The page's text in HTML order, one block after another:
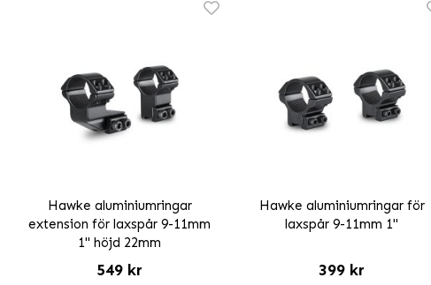
Hawke aluminiumringar
extension för laxspår 9-11mm
1" höjd 22mm
549 kr
Hawke aluminiumringar för
laxspår 9-11mm 1"
399 kr